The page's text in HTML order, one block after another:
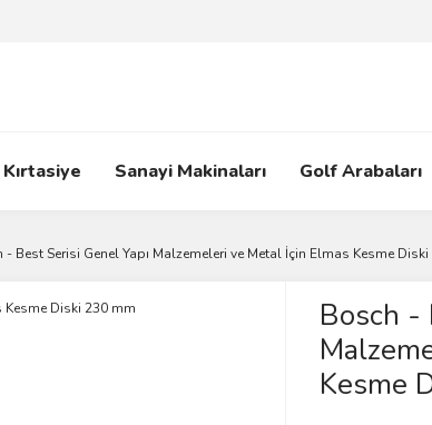
Sanayi Makinaları Golf Arabaları
- Best Serisi Genel Yapı Malzemeleri ve Metal İçin Elmas Kesme
Bosch -
Kesme